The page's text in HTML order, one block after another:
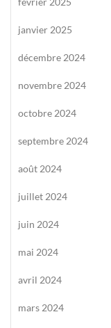
janvier 2025
décembre 2024
novembre 2024
octobre 2024
septembre 2024
août 2024
juillet 2024
juin 2024
mai 2024
avril 2024
mars 2024